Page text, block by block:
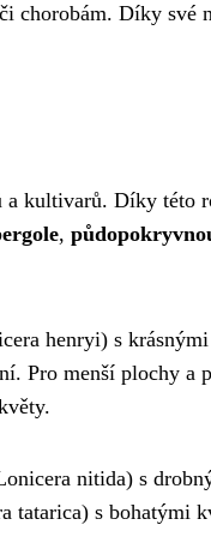
chorobám. Díky své
kultivarů. Díky této
,
henryi) s
Pro menší plochy a
nitida) s
tatarica) s bohatými